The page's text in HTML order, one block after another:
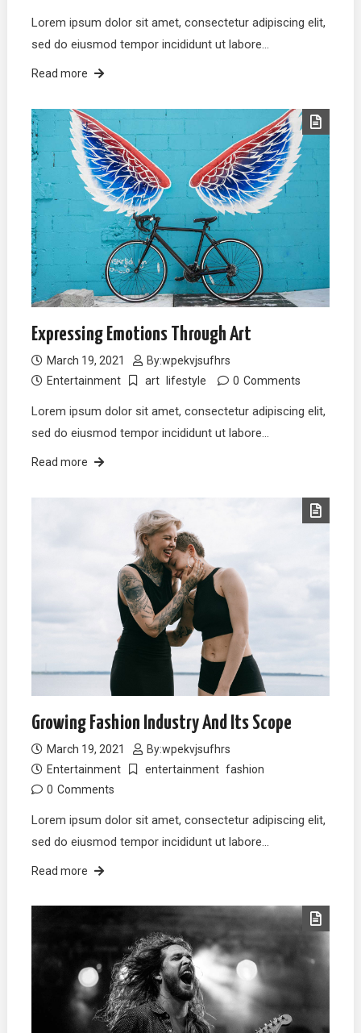
Lorem ipsum dolor sit amet, consectetur adipiscing elit,
sed do eiusmod tempor incididunt ut labore…
Read more
Expressing Emotions Through Art
March 19, 2021 By:wpekvjsufhrs
Entertainment
art lifestyle 0 Comments
Lorem ipsum dolor sit amet, consectetur adipiscing elit,
sed do eiusmod tempor incididunt ut labore…
Read more
Growing Fashion Industry And Its Scope
March 19, 2021 By:wpekvjsufhrs
Entertainment
entertainment fashion
0 Comments
Lorem ipsum dolor sit amet, consectetur adipiscing elit,
sed do eiusmod tempor incididunt ut labore…
Read more